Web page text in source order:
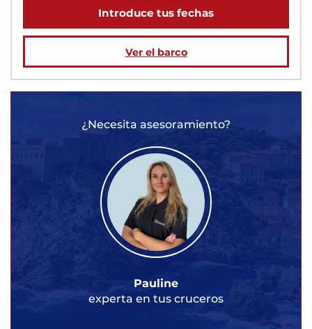
Introduce tus fechas
Ver el barco
¿Necesita asesoramiento?
Pauline
experta en tus cruceros